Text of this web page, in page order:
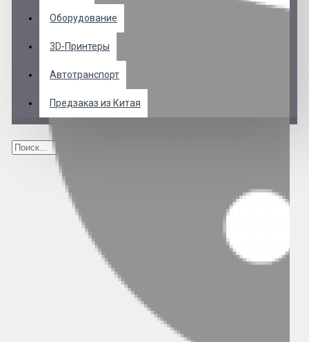
Оборудование
3D-Принтеры
Автотранспорт
Предзаказ из Китая